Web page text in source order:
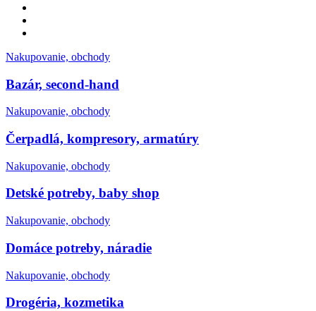
Nakupovanie, obchody
Bazár, second-hand
Nakupovanie, obchody
Čerpadlá, kompresory, armatúry
Nakupovanie, obchody
Detské potreby, baby shop
Nakupovanie, obchody
Domáce potreby, náradie
Nakupovanie, obchody
Drogéria, kozmetika